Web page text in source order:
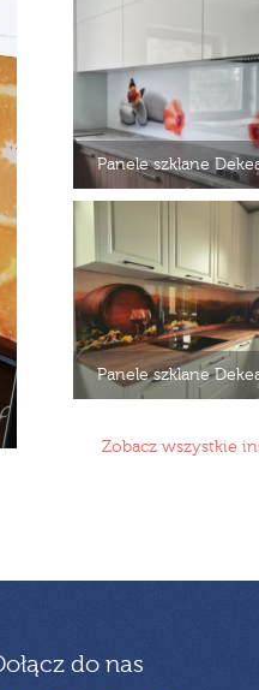
Panele szklane
Panele szklane
Zobacz wszystkie
do nas